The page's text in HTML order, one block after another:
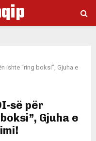
ishte “ring boksi”, Gjuha e
së për
Gjuha e